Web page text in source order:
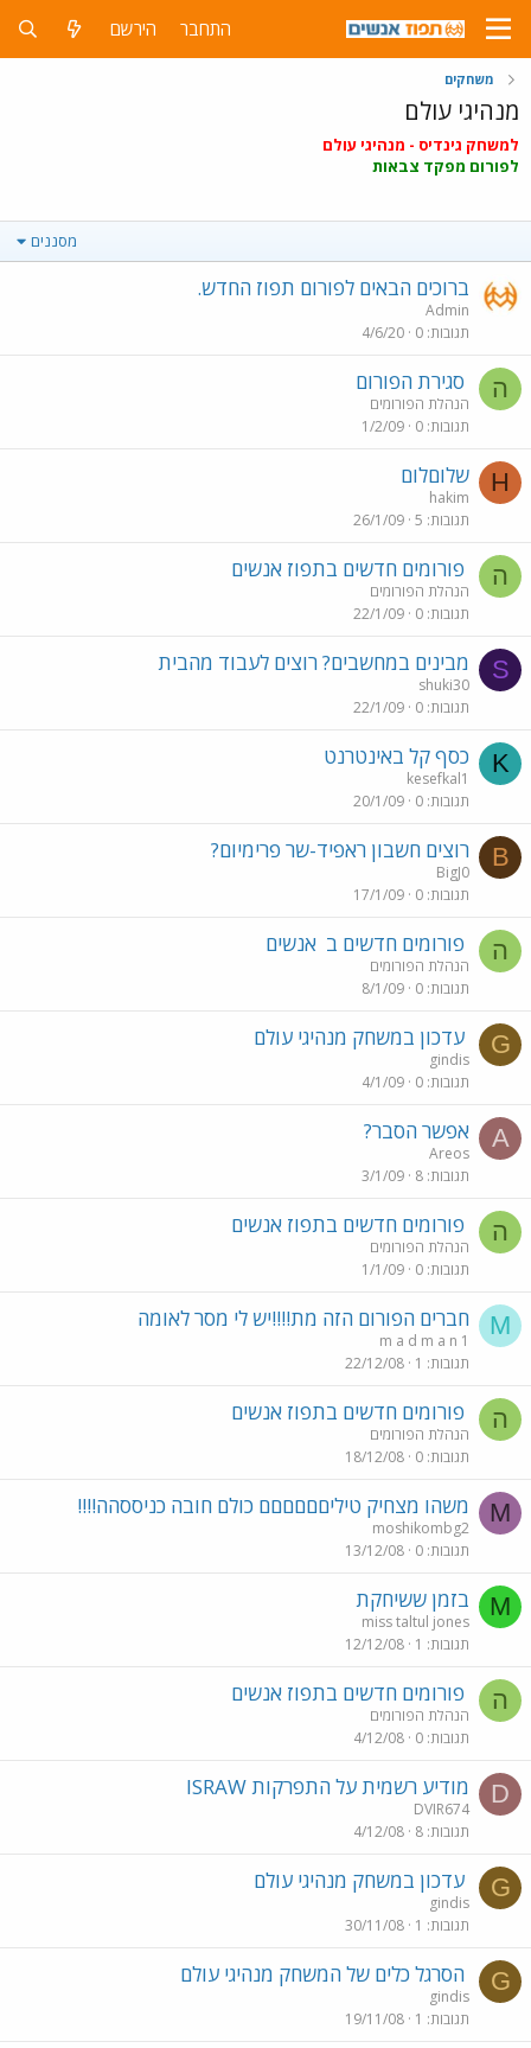
התחבר הירשם
משחקים
מנהיגי עולם
למשחק גינדיס - מנהיגי עולם
לפורום מפקד צבאות
מסננים
ברוכים הבאים לפורום תפוז החדש.
Admin
תגובות 0
4/6/20
ה סגירת הפורום
הנהלת הפורומים
תגובות 0
1/2/09
H שלוםלום
hakim
תגובות 5
26/1/09
ה פורומים חדשים בתפוז אנשים
הנהלת הפורומים
תגובות 0
22/1/09
S מבינים במחשבים? רוצים לעבוד מהבית
shuki30
תגובות 0
22/1/09
K כסף קל באינטרנט
kesefkal1
תגובות 0
20/1/09
B רוצים חשבון ראפיד-שר פרימיום?
BigJ0
תגובות 0
17/1/09
ה פורומים חדשים ב אנשים
הנהלת הפורומים
תגובות 0
8/1/09
G עדכון במשחק מנהיגי עולם
gindis
תגובות 0
4/1/09
A אפשר הסבר?
Areos
תגובות 8
3/1/09
ה פורומים חדשים בתפוז אנשים
הנהלת הפורומים
תגובות 0
1/1/09
M חברים הפורום הזה מת!!!!יש לי מסר לאומה
m a d m a n 1
תגובות 1
22/12/08
ה פורומים חדשים בתפוז אנשים
הנהלת הפורומים
תגובות 0
18/12/08
M משהו מצחיק טיליםםםםםם כולם חובה כניססהה!!!!
moshikombg2
תגובות 0
13/12/08
M בזמן ששיחקת
miss taltul jones
תגובות 1
12/12/08
ה פורומים חדשים בתפוז אנשים
הנהלת הפורומים
תגובות 0
4/12/08
D מודיע רשמית על התפרקות ISRAW
DVIR674
תגובות 8
4/12/08
G עדכון במשחק מנהיגי עולם
gindis
תגובות 1
30/11/08
G הסרגל כלים של המשחק מנהיגי עולם
gindis
תגובות 1
19/11/08